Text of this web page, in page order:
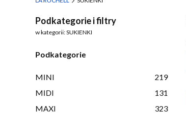
Podkategorie i filtry
w kategorii: SUKIENKI
Podkategorie
MINI
219
MIDI
131
MAXI
323